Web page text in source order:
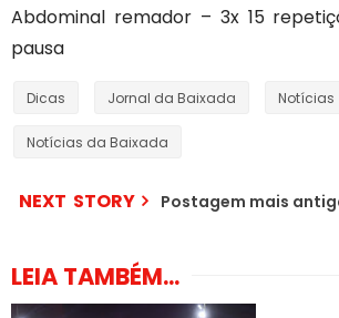
Abdominal remador – 3x 15
pausa
Dicas Jornal da Baixada Notícias
Notícias da Baixada
NEXT STORY Postagem mais
LEIA TAMBÉM...